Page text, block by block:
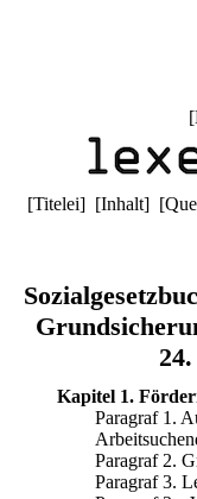
[
[Titelei] [Inhalt] [
Kapitel 1.
Paragraf 1.
Paragraf 2.
Paragraf 3.